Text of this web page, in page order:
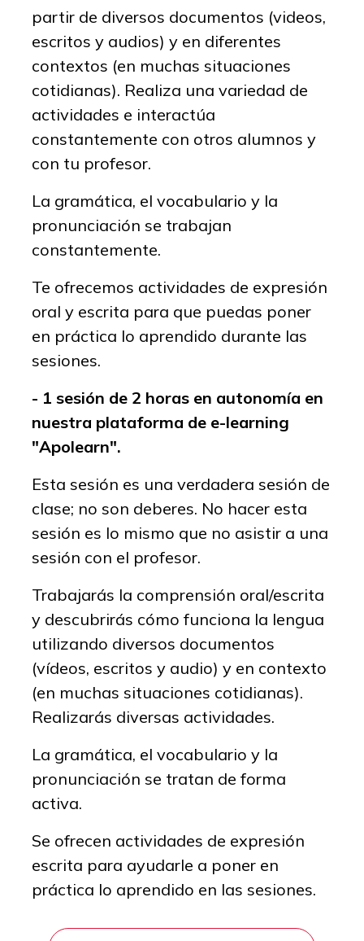
partir de diversos documentos (videos,
escritos y audios) y en diferentes
contextos (en muchas situaciones
cotidianas). Realiza una variedad de
actividades e interactúa
constantemente con otros alumnos y
con tu profesor.
La gramática, el vocabulario y la
pronunciación se trabajan
constantemente.
Te ofrecemos actividades de expresión
oral y escrita para que puedas poner
en práctica lo aprendido durante las
sesiones.
- 1 sesión de 2 horas en autonomía en
nuestra plataforma de e-learning
"Apolearn".
Esta sesión es una verdadera sesión de
clase; no son deberes. No hacer esta
sesión es lo mismo que no asistir a una
sesión con el profesor.
Trabajarás la comprensión oral/escrita
y descubrirás cómo funciona la lengua
utilizando diversos documentos
(vídeos, escritos y audio) y en contexto
(en muchas situaciones cotidianas).
Realizarás diversas actividades.
La gramática, el vocabulario y la
pronunciación se tratan de forma
activa.
Se ofrecen actividades de expresión
escrita para ayudarle a poner en
práctica lo aprendido en las sesiones.